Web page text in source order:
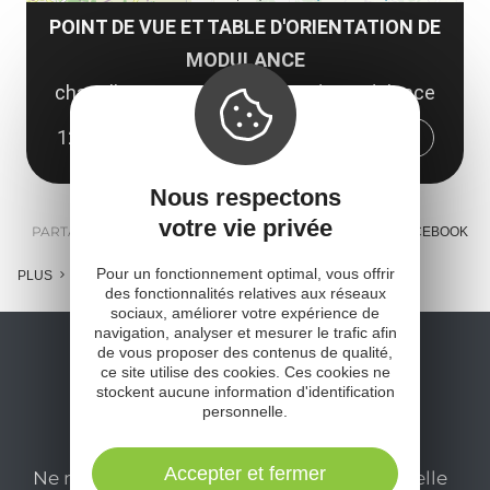
POINT DE VUE ET TABLE D'ORIENTATION DE
MODULANCE
chapelle Saint Jean Baptiste de Modulance
12240 Rieupeyroux
Obtenir l'itinéraire
PARTAGER : E-MAIL MESSENGER FACEBOOK
PLUS
Ne manquez pas notre newsletter mensuelle
Nous respectons
votre vie privée
Pour un fonctionnement optimal, vous offrir
des fonctionnalités relatives aux réseaux
sociaux, améliorer votre expérience de
navigation, analyser et mesurer le trafic afin
de vous proposer des contenus de qualité,
ce site utilise des cookies. Ces cookies ne
stockent aucune information d'identification
personnelle.
Accepter et fermer